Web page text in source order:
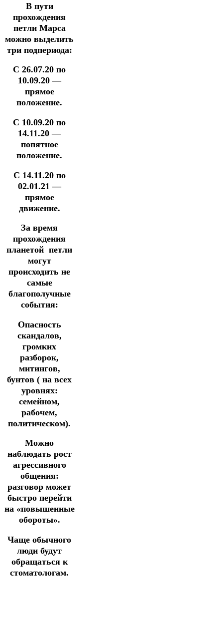
В пути
прохождения
петли Марса
можно выделить
три подпериода:
С 26.07.20 по
10.09.20 —
прямое
положение.
С 10.09.20 по
14.11.20 —
попятное
положение.
С 14.11.20 по
02.01.21 —
прямое
движение.
За время
прохождения
планетой петли
могут
происходить не
самые
благополучные
события:
Опасность
скандалов,
громких
разборок,
митингов,
бунтов ( на всех
уровнях:
семейном,
рабочем,
политическом).
Можно
наблюдать рост
агрессивного
общения:
разговор может
быстро перейти
на «повышенные
обороты».
Чаще обычного
люди будут
обращаться к
стоматологам.